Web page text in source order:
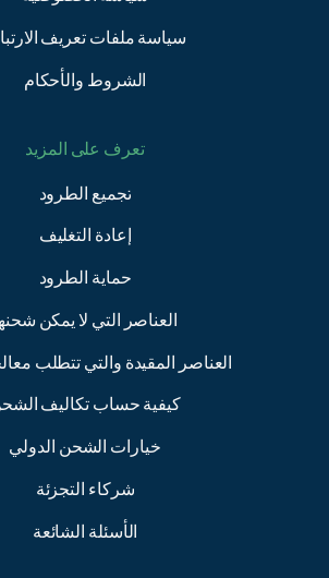
سياسة ملفات تعريف
الشروط والأحكام
تعرف على المزيد
تجميع الطرود
إعادة التغليف
حماية الطرود
العناصر التي لا يمكن
العناصر المقيدة والتي تتطلب
كيفية حساب تكاليف
خيارات الشحن الدولي
شركاء التجزئة
الأسئلة الشائعة